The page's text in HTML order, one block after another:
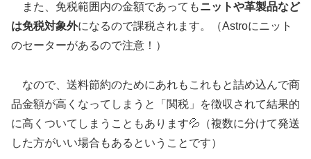
また、免税範囲内の金額であってもニットや革製品など
は免税対象外になるので課税されます。（Astroにニット
のセーターがあるので注意！）
なので、送料節約のためにあれもこれもと詰め込んで商
品金額が高くなってしまうと「関税」を徴収されて結果的
に高くついてしまうこともあります💦（複数に分けて発送
した方がいい場合もあるということです）